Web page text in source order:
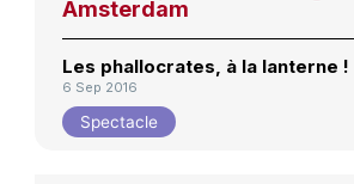
Amsterdam
Les phallocrates, à la lanterne !
6 Sep 2016
Spectacle